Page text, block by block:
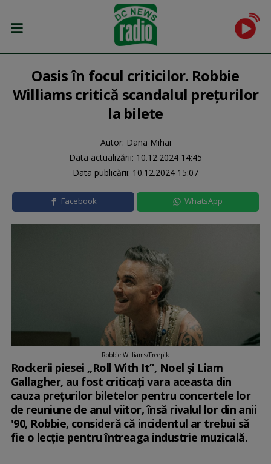
Oasis în focul criticilor. Robbie
Williams critică scandalul prețurilor
la bilete
Autor: Dana Mihai
Data actualizării: 10.12.2024 14:45
Data publicării: 10.12.2024 15:07
Facebook WhatsApp
Robbie Williams/Freepik
Rockerii piesei „Roll With It”, Noel și Liam
Gallagher, au fost criticați vara aceasta din
cauza prețurilor biletelor pentru concertele lor
de reuniune de anul viitor, însă rivalul lor din anii
'90, Robbie, consideră că incidentul ar trebui să
fie o lecție pentru întreaga industrie muzicală.